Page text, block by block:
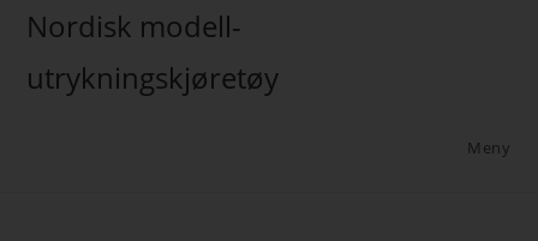
Nordisk modell-
utrykningskjøretøy
Meny